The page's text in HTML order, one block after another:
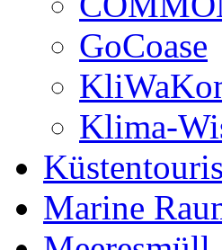
GoCoase
Klima-
Marine